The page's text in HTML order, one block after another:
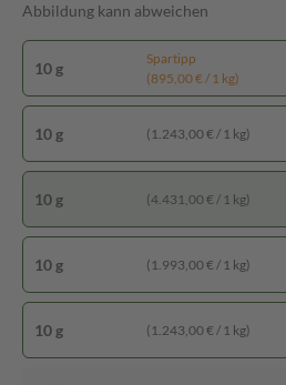
Abbildung kann abweichen
10 g
Spartipp
(895,00 € / 1 kg)
10 g (1.243,00 € / 1 kg)
10 g (4.431,00 € / 1 kg)
10 g (1.993,00 € / 1 kg)
10 g (1.243,00 € / 1 kg)